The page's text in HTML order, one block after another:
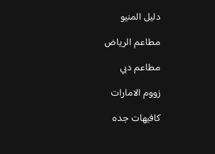
دليل المنيو
مطاعم الرياض
مطاعم دبي
زووم الامارات
كافيهات جده